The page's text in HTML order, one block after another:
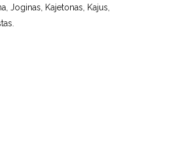
Joginas, Kajetonas, Kajus,